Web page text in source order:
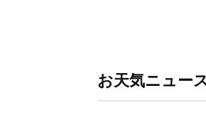
お天気ニュー